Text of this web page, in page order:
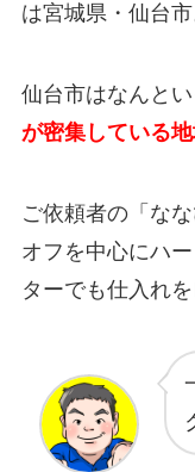
は宮城県・仙台市
仙台市はなんとい
が密集している
ご依頼者の「な
オフを中心にハ
ターでも仕入れ